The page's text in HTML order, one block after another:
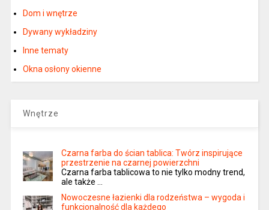
Dom i wnętrze
Dywany wykładziny
Inne tematy
Okna osłony okienne
Wnętrze
Czarna farba do ścian tablica: Twórz inspirujące
przestrzenie na czarnej powierzchni
Czarna farba tablicowa to nie tylko modny trend,
ale także …
Nowoczesne łazienki dla rodzeństwa – wygoda i
funkcjonalność dla każdego